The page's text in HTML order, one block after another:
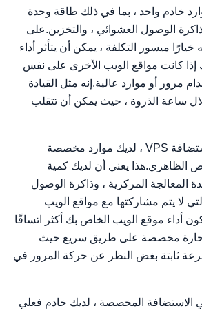
خادم واحد ، بما في ذلك طاقة وحدة
الوصول العشوائي ، والتخزين.على
ميسور التكلفة ، يمكن أن يتأثر أداء
كانت مواقع الويب الأخرى على نفس
مرور أو موارد عالية.إنه مثل القيادة
ساعة الذروة ، حيث يمكن أن تتقلب
مع استضافة VPS ، لديك موارد مخصصة
يعني أن لديك كمية
المركزية ، وذاكرة الوصول
لا يتم مشاركتها مع مواقع الويب
أداء موقع الويب الخاص بك أكثر اتساقًا
حارة مخصصة على طريق سريع حيث
ثابتة بغض النظر عن حركة المرور في
الاستضافة المخصصة ، لديك خادم فعلي